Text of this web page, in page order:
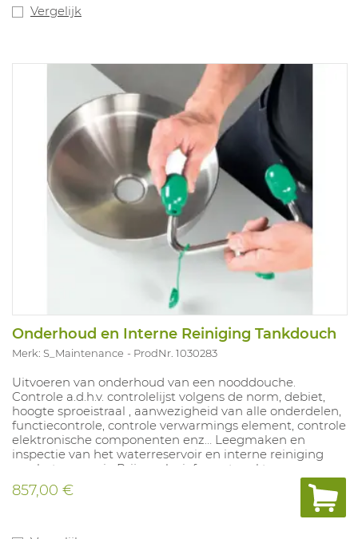
Vergelijk
Onderhoud en Interne Reiniging Tankdouch
Merk: S_Maintenance ProdNr. 1030283
Uitvoeren van onderhoud van een nooddouche.
Controle a.d.h.v. controlelijst volgens de norm, debiet,
hoogte sproeistraal , aanwezigheid van alle onderdelen,
functiecontrole, controle verwarmings element, controle
elektronische componenten enz… Leegmaken en
inspectie van het waterreservoir en interne reiniging
van het reservoir. Prijs exclusief eventueel te vervangen
onderdelen, inclusief reinigingsmiddelen ref 1031089.
857,00 €